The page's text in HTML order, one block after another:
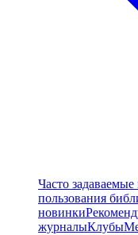
Часто
пользования
новинки
журналыКлубы